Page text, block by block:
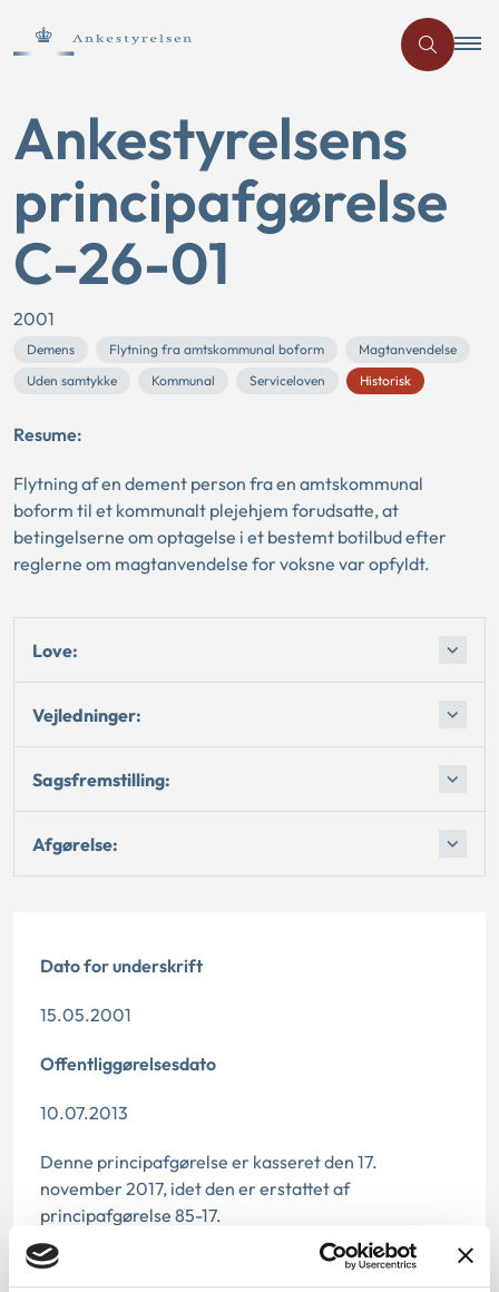
Ankestyrelsens
principafgørelse
C-26-01
2001
Demens Flytning fra amtskommunal boform
Magtanvendelse
Uden samtykke
Kommunal Serviceloven Historisk
Resume:
Flytning af en dement person fra en amtskommunal
boform til et kommunalt plejehjem forudsatte, at
betingelserne om optagelse i et bestemt botilbud efter
reglerne om magtanvendelse for voksne var opfyldt.
Love:
Vejledninger:
Sagsfremstilling:
Afgørelse:
Dato for underskrift
15.05.2001
Offentliggørelsesdato
10.07.2013
Denne principafgørelse er kasseret den 17.
november 2017, idet den er erstattet af
principafgørelse 85-17.
Paragraf